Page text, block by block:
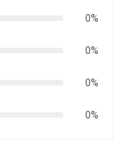
0%
0%
0%
0%